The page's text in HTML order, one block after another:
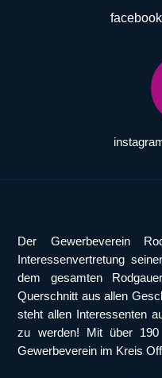
Der Gewerbeverein
Interessenvertretung
dem gesamten
Querschnitt aus allen
steht allen Interessenten
zu werden! Mit über
Gewerbeverein im Kreis